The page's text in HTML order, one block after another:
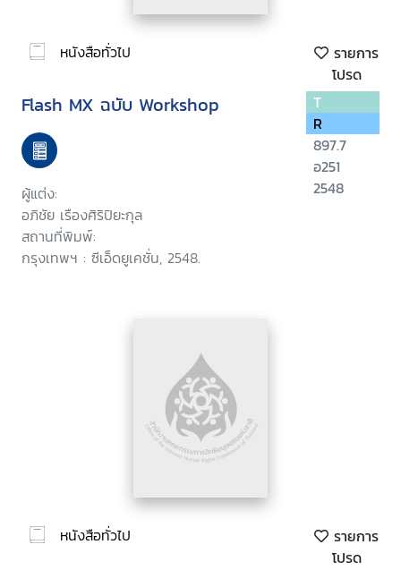
หนังสือทั่วไป
รายการ
โปรด
Flash MX ฉบับ Workshop
ผู้แต่ง:
อภิชัย เรืองศิริปิยะกุล
สถานที่พิมพ์:
กรุงเทพฯ : ซีเอ็ดยูเคชั่น, 2548.
T
R
897.7
อ251
2548
หนังสือทั่วไป
รายการ
โปรด